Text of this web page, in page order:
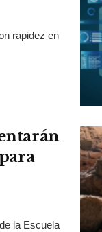
rapidez en
la Escuela